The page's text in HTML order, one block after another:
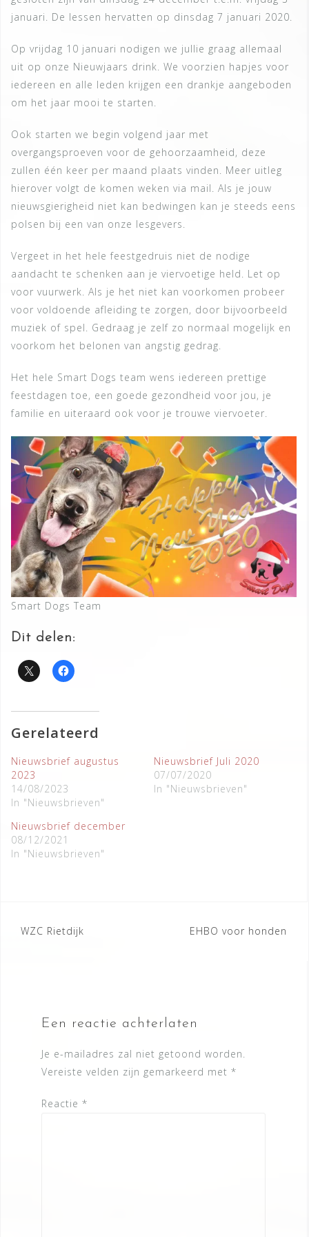
januari. De lessen hervatten op dinsdag 7 januari 2020.
Op vrijdag 10 januari nodigen we jullie graag allemaal
uit op onze Nieuwjaars drink. We voorzien hapjes voor
iedereen en alle leden krijgen een drankje aangeboden
om het jaar mooi te starten.
Ook starten we begin volgend jaar met
overgangsproeven voor de gehoorzaamheid, deze
zullen één keer per maand plaats vinden. Meer uitleg
hierover volgt de komen weken via mail. Als je jouw
nieuwsgierigheid niet kan bedwingen kan je steeds eens
polsen bij een van onze lesgevers.
Vergeet in het hele feestgedruis niet de nodige
aandacht te schenken aan je viervoetige held. Let op
voor vuurwerk. Als je het niet kan voorkomen probeer
voor voldoende afleiding te zorgen, door bijvoorbeeld
muziek of spel. Gedraag je zelf zo normaal mogelijk en
voorkom het belonen van angstig gedrag.
Het hele Smart Dogs team wens iedereen prettige
feestdagen toe, een goede gezondheid voor jou, je
familie en uiteraard ook voor je trouwe viervoeter.
Smart Dogs Team
Dit delen:
Gerelateerd
Nieuwsbrief augustus
2023
14/08/2023
In "Nieuwsbrieven"
Nieuwsbrief Juli 2020
07/07/2020
In "Nieuwsbrieven"
Nieuwsbrief december
08/12/2021
In "Nieuwsbrieven"
Berichtnavigatie
WZC Rietdijk EHBO voor honden
Een reactie achterlaten
Je e-mailadres zal niet getoond worden.
Vereiste velden zijn gemarkeerd met *
Reactie *